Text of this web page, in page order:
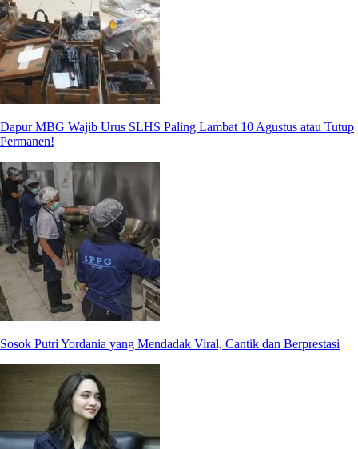
Dapur MBG Wajib Urus SLHS Paling Lambat 10 Agustus atau Tutup
Permanen!
Sosok Putri Yordania yang Mendadak Viral, Cantik dan Berprestasi